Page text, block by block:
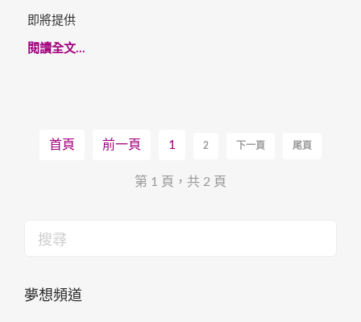
即將提供
閱讀全文...
首頁 前一頁 1 2 下一頁 尾頁
第 1 頁，共 2 頁
夢想頻道